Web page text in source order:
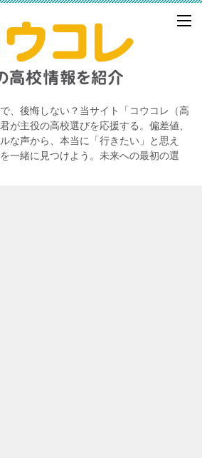
、後悔しない？当サイト「コウコレ（高
が主役の高校選びを応援する。偏差値、
な声から、本当に「行きたい」と思え
一緒に見つけよう。未来への最初の選